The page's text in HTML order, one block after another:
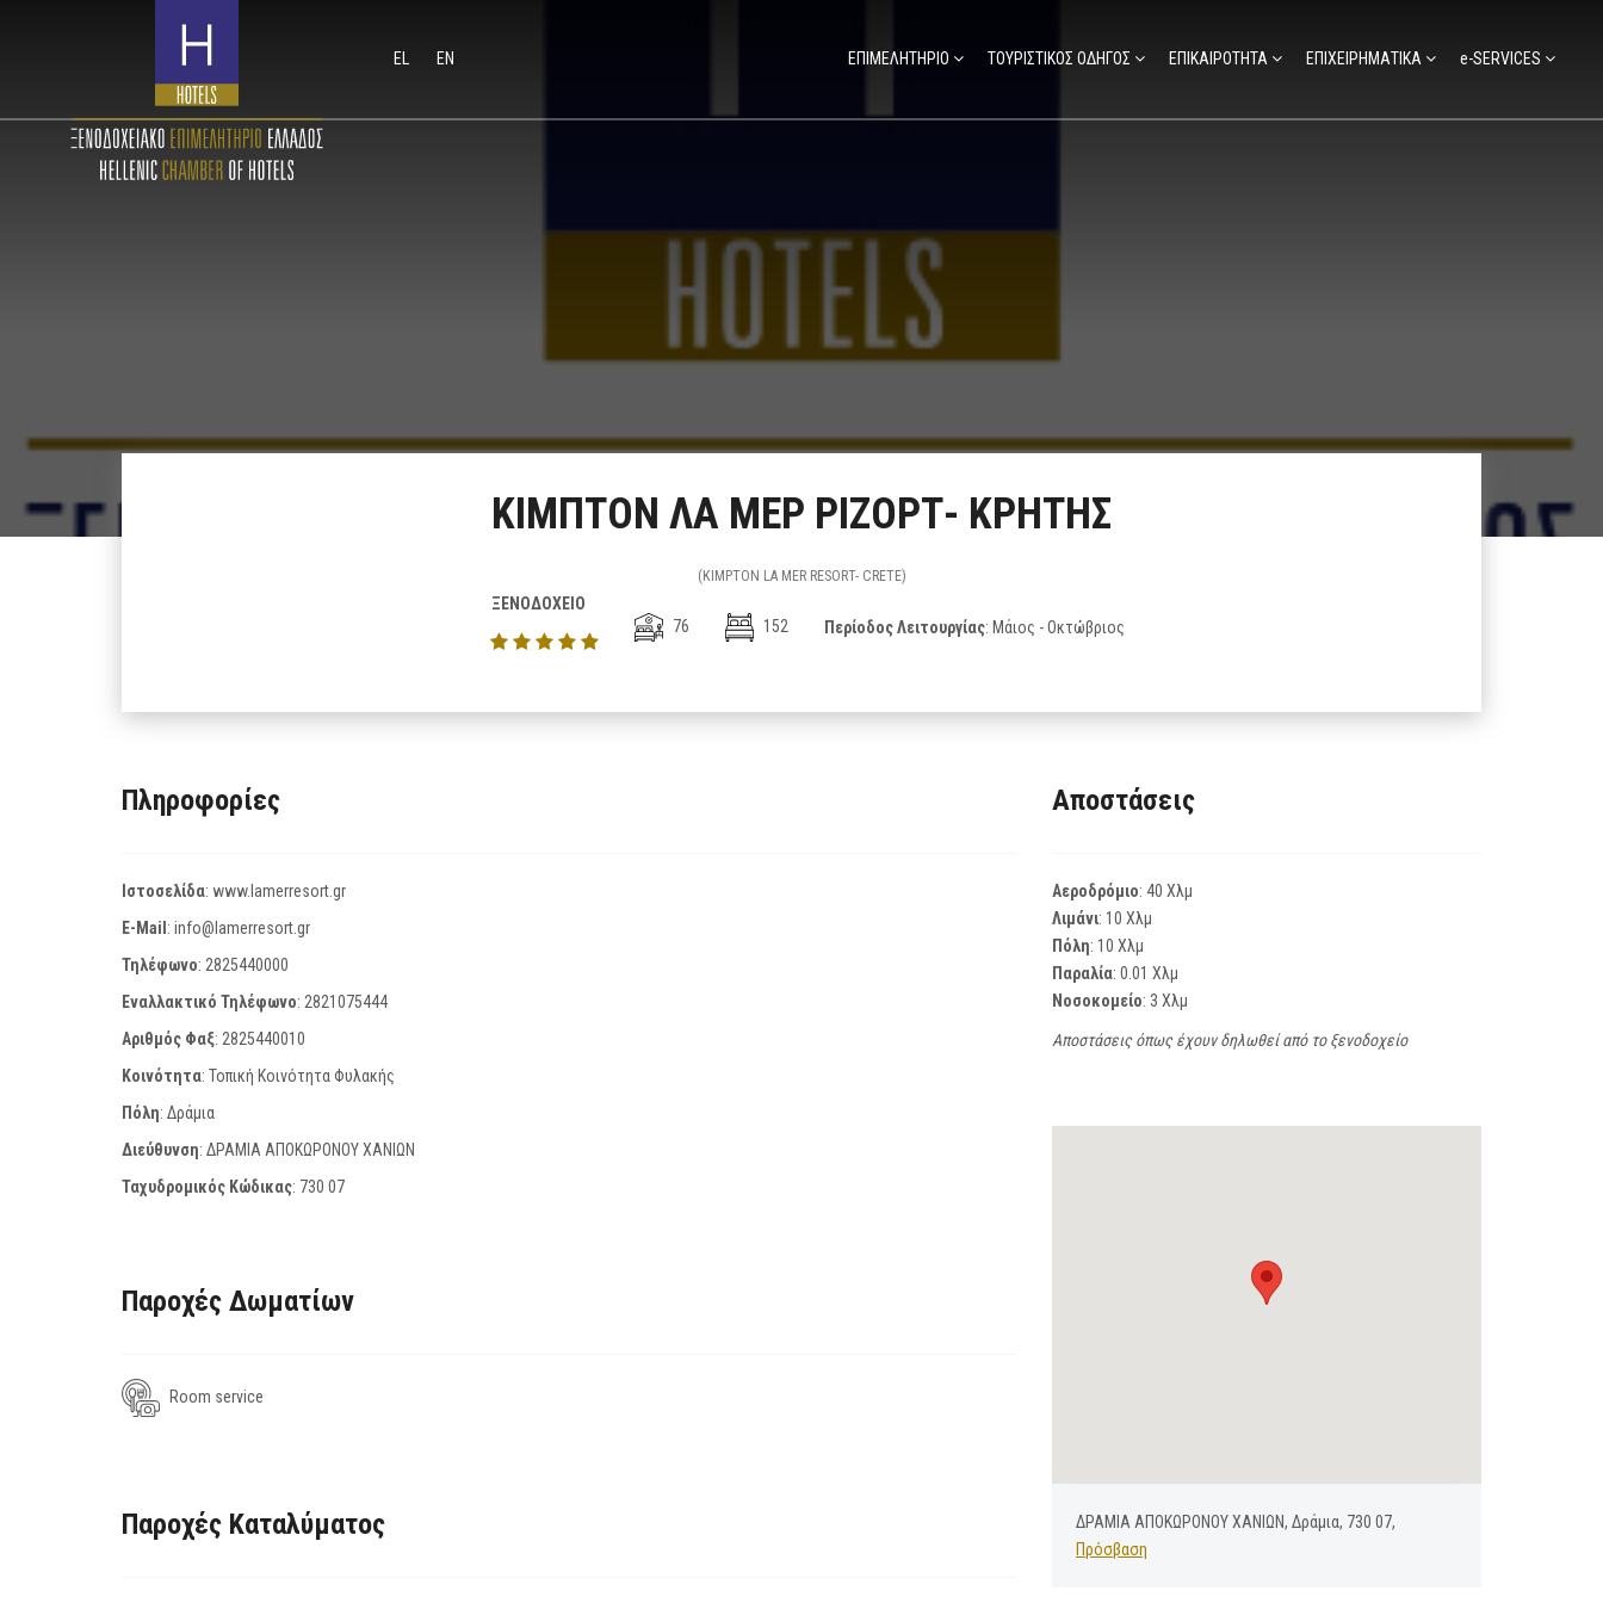
EL EN ΕΠΙΜΕΛΗΤΗΡΙΟ ΤΟΥΡΙΣΤΙΚΟΣ ΟΔΗΓΟΣ ΕΠΙΚΑΙΡΟΤΗΤΑ ΕΠΙΧΕΙΡΗΜΑΤΙΚΑ e-SERVICES
ΚΙΜΠΤΟΝ ΛΑ ΜΕΡ ΡΙΖΟΡΤ- ΚΡΗΤΗΣ
(KIMPTON LA MER RESORT- CRETE)
ΞΕΝΟΔΟΧΕΙΟ
76
152 Περίοδος Λειτουργίας: Μάιος - Οκτώβριος
Πληροφορίες
Ιστοσελίδα: www.lamerresort.gr
E-Mail : info@lamerresort.gr
Τηλέφωνο: 2825440000
Εναλλακτικό Τηλέφωνο: 2821075444
Αριθμός Φαξ: 2825440010
Κοινότητα: Τοπική Κοινότητα Φυλακής
Πόλη: Δράμια
Διεύθυνση: ΔΡΑΜΙΑ ΑΠΟΚΩΡΟΝΟΥ ΧΑΝΙΩΝ
Ταχυδρομικός Κώδικας: 730 07
Παροχές Δωματίων
Room service
Παροχές Καταλύματος
Αποστάσεις
Αεροδρόμιο: 40 Χλμ
Λιμάνι: 10 Χλμ
Πόλη: 10 Χλμ
Παραλία: 0.01 Χλμ
Νοσοκομείο: 3 Χλμ
Αποστάσεις όπως έχουν δηλωθεί από το ξενοδοχείο
ΔΡΑΜΙΑ ΑΠΟΚΩΡΟΝΟΥ ΧΑΝΙΩΝ, Δράμια, 730 07,
Πρόσβαση